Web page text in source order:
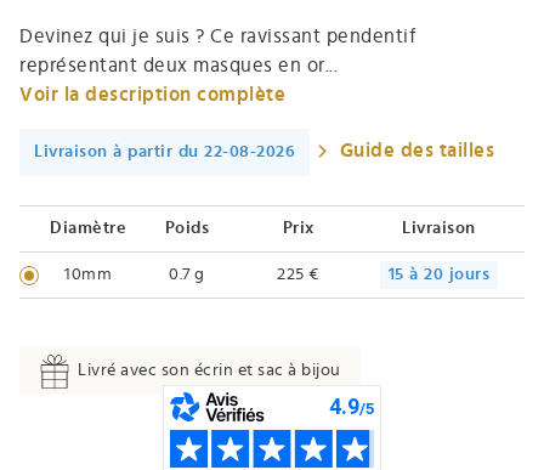
Devinez qui je suis ? Ce ravissant pendentif
représentant deux masques en or...
Voir la description complète
Livraison à partir du 22-08-2026 Guide des tailles
Diamètre Poids Prix Livraison
10mm 0.7 g 225 € 15 à 20 jours
Livré avec son écrin et sac à bijou